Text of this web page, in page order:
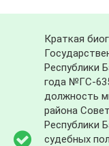
Краткая
Республики
года №ГС-
должность
района
Республики
судебных